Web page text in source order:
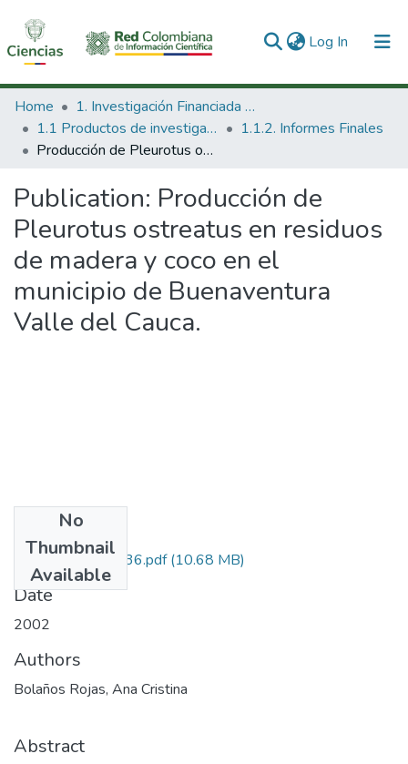
Log In (current)
Communities & Collections
All of DSpace
Home
1. Investigación Financiada con Recursos Públicos
1.1 Productos de investigación
1.1.2. Informes Finales
Producción de Pleurotus ostreatus en residuos de madera y coco en el municipio de Buenaventura Valle del Cauca.
Publication: Producción de
Pleurotus ostreatus en residuos
de madera y coco en el
municipio de Buenaventura
Valle del Cauca.
No
Thumbnail
Available
1164-13-11636.pdf(10.68 MB)
Date
2002
Authors
Bolaños Rojas, Ana Cristina
Abstract